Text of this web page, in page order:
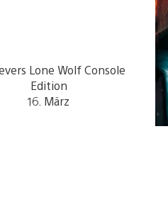
Lone Wolf Console
Edition
16. März